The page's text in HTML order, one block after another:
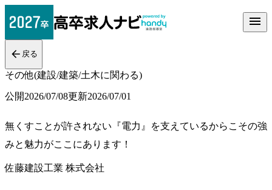
戻る
その他(建設/建築/土木に関わる)
公開2026/07/08更新2026/07/01
無くすことが許されない『電力』を支えているからこその強
みと魅力がここにあります！
佐藤建設工業 株式会社